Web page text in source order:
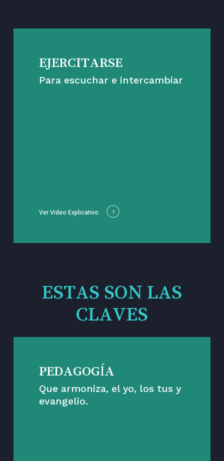
EJERCITARSE
Para escuchar e intercambiar
Ver Video Explicativo
ESTAS SON LAS
CLAVES
PEDAGOGÍA
Que armoniza, el yo, los tus y
evangelio.